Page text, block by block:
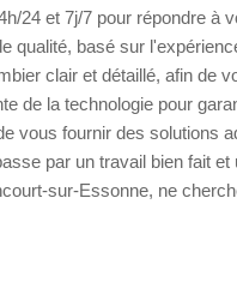
24 et 7j/7 pour répondre à
qualité, basé sur
clair et détaillé, afin de
de la technologie pour
vous fournir des solutions
par un travail bien fait
sur-Essonne, ne